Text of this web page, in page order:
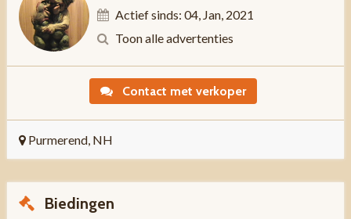
Actief sinds: 04, Jan, 2021
Toon alle advertenties
Contact met verkoper
Purmerend, NH
Biedingen